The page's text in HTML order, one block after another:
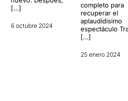
[…]
6 octubre 2024
completo para
recuperar el
aplaudidísimo
espectáculo
[…]
25 enero 2024